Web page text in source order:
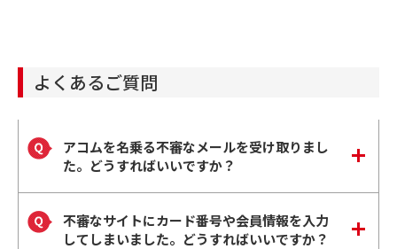
よくあるご質問
アコムを名乗る不審なメールを受け取りまし
た。どうすればいいですか？
不審なサイトにカード番号や会員情報を入力
してしまいました。どうすればいいですか？